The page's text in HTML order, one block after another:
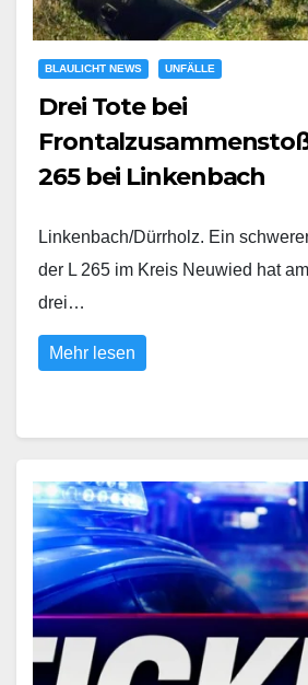
BLAULICHT NEWS UNFÄLLE
Drei Tote bei
265 bei Linkenbach
Linkenbach/Dürrholz. Ein
der L 265 im Kreis Neuwied hat
drei…
Mehr lesen